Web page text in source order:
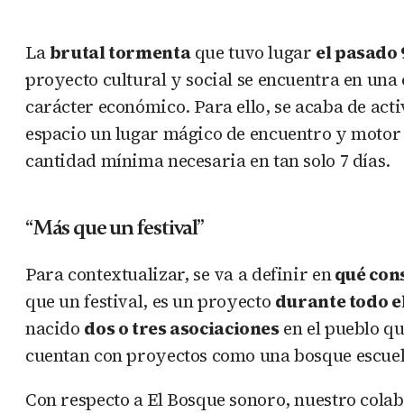
Labrutal tormentaque tuvo lugar el pasado
proyecto cultural y social se encuentra en una
carácter económico. Para ello, se acaba de
espacio un lugar mágico de encuentro y
cantidad mínima necesaria en tan solo 7 días.
“Más que un festival”
Para contextualizar, se va a definir enqué
que un festival, es un proyecto durante todo
nacido dos o tres asociacionesen el pueblo
cuentan con proyectos como una bosque
Con respecto a El Bosque sonoro, nuestro